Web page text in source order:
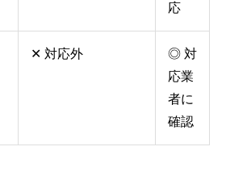
応
✕ 対応外
◎ 対
応業
者に
確認